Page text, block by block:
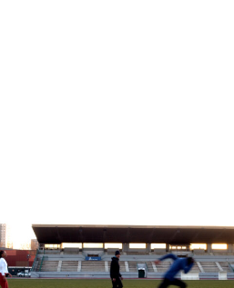
Para Athlétisme